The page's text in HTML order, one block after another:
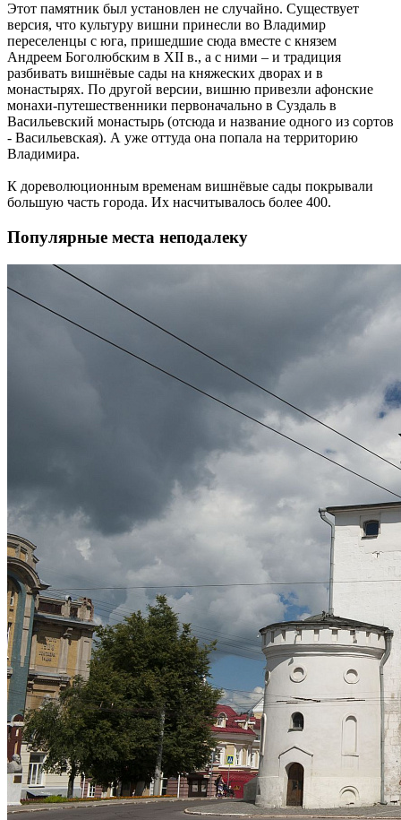
Этот памятник был установлен не случайно. Существует
версия, что культуру вишни принесли во Владимир
переселенцы с юга, пришедшие сюда вместе с князем
Андреем Боголюбским в XII в., а с ними – и традиция
разбивать вишнёвые сады на княжеских дворах и в
монастырях. По другой версии, вишню привезли афонские
монахи-путешественники первоначально в Суздаль в
Васильевский монастырь (отсюда и название одного из сортов
- Васильевская). А уже оттуда она попала на территорию
Владимира.
К дореволюционным временам вишнёвые сады покрывали
большую часть города. Их насчитывалось более 400.
Популярные места неподалеку